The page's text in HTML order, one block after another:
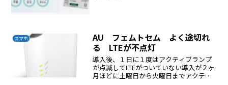
スマホ
AU フェムトセム よく途切れ
る LTEが不点灯
導入後、１日に１度はアクティブランプ
が点滅してLTEがついていない導入が２ヶ
月ほどに土曜日から火曜日までアクティ